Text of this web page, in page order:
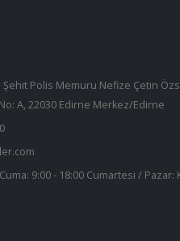
Şehit Polis Memuru Nefize Çetin
A, 22030 Edirne Merkez/Edirne
9:00 - 18:00 Cumartesi / Pazar: